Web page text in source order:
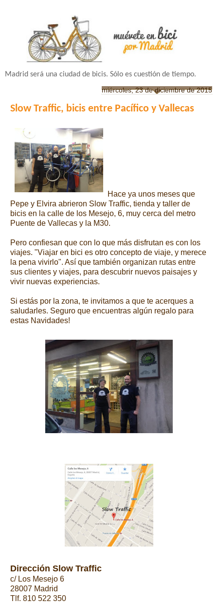
Madrid será una ciudad de bicis. Sólo es cuestión de tiempo.
miércoles, 23 de diciembre de 2015
Slow Traffic, bicis entre Pacífico y Vallecas
Hace ya unos meses que
Pepe y Elvira abrieron Slow Traffic, tienda y taller de
bicis en la calle de los Mesejo, 6, muy cerca del metro
Puente de Vallecas y la M30.
Pero confiesan que con lo que más disfrutan es con los
viajes. "Viajar en bici es otro concepto de viaje, y merece
la pena vivirlo". Así que también organizan rutas entre
sus clientes y viajes, para descubrir nuevos paisajes y
vivir nuevas experiencias.
Si estás por la zona, te invitamos a que te acerques a
saludarles. Seguro que encuentras algún regalo para
estas Navidades!
Dirección Slow Traffic
c/ Los Mesejo 6
28007 Madrid
Tlf. 810 522 350